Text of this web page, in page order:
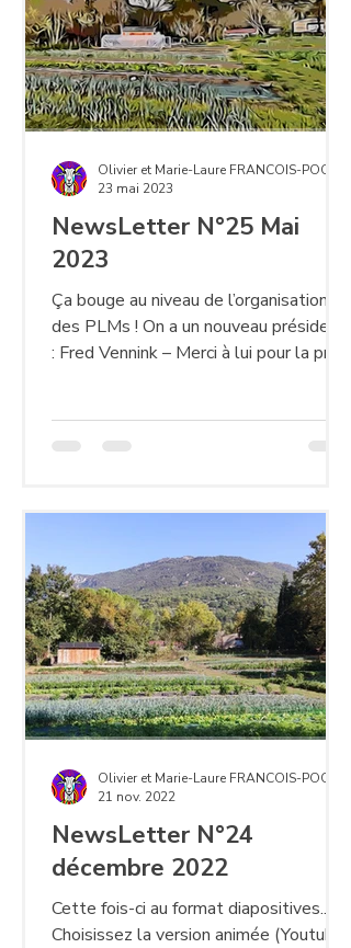
NewsLetter N°25 Mai
2023
Ça bouge au niveau de l’organisation
des PLMs ! On a un nouveau président
: Fred Vennink – Merci à lui pour la prise
23 mai 2023
NewsLetter N°24
décembre 2022
Cette fois-ci au format diapositives...
Choisissez la version animée (Youtube)
21 nov. 2022